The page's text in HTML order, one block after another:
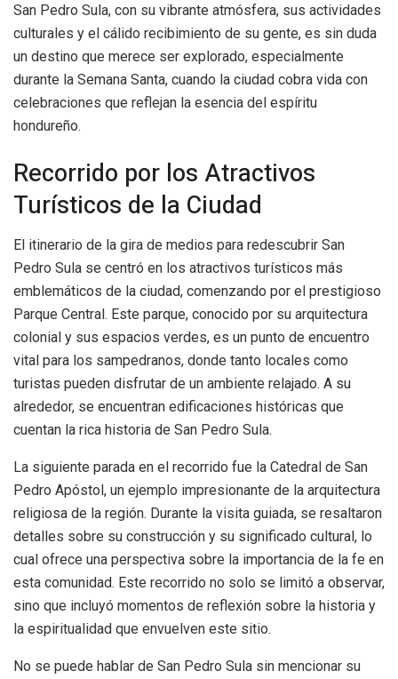
San Pedro Sula, con su vibrante atmósfera, sus actividades
culturales y el cálido recibimiento de su gente, es sin duda
un destino que merece ser explorado, especialmente
durante la Semana Santa, cuando la ciudad cobra vida con
celebraciones que reflejan la esencia del espíritu
hondureño.
Recorrido por los Atractivos
Turísticos de la Ciudad
El itinerario de la gira de medios para redescubrir San
Pedro Sula se centró en los atractivos turísticos más
emblemáticos de la ciudad, comenzando por el prestigioso
Parque Central. Este parque, conocido por su arquitectura
colonial y sus espacios verdes, es un punto de encuentro
vital para los sampedranos, donde tanto locales como
turistas pueden disfrutar de un ambiente relajado. A su
alrededor, se encuentran edificaciones históricas que
cuentan la rica historia de San Pedro Sula.
La siguiente parada en el recorrido fue la Catedral de San
Pedro Apóstol, un ejemplo impresionante de la arquitectura
religiosa de la región. Durante la visita guiada, se resaltaron
detalles sobre su construcción y su significado cultural, lo
cual ofrece una perspectiva sobre la importancia de la fe en
esta comunidad. Este recorrido no solo se limitó a observar,
sino que incluyó momentos de reflexión sobre la historia y
la espiritualidad que envuelven este sitio.
No se puede hablar de San Pedro Sula sin mencionar su